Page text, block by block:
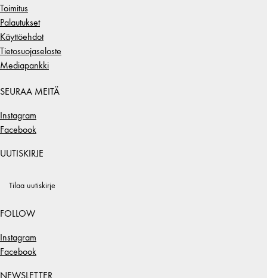
Toimitus
Palautukset
Käyttöehdot
Tietosuojaseloste
Mediapankki
SEURAA MEITÄ
Instagram
Facebook
UUTISKIRJE
Tilaa uutiskirje
FOLLOW
Instagram
Facebook
NEWSLETTER